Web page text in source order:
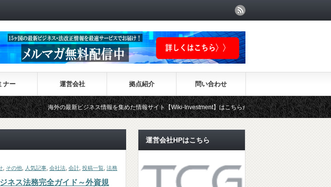
ナー 運営会社 拠点紹介 問い合わせ
海外の最新ビジネス情報を集めた情報サイト【Wiki-Investment】はこちらから！！
その他 人気記事 会社法 会計 投稿一覧 法務
ネス法務完全ガイド～外資規
運営会社HPはこちら